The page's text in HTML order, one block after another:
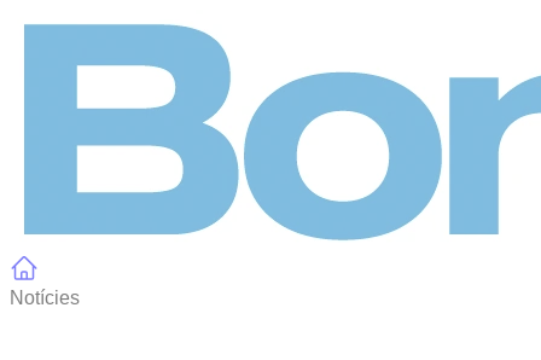
Notícies